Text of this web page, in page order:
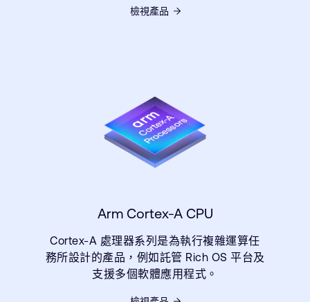
檢視產品
Arm Cortex-A CPU
Cortex-A 處理器系列是為執行複雜運算任
務所設計的產品，例如託管 Rich OS 平台及
支援多個軟體應用程式。